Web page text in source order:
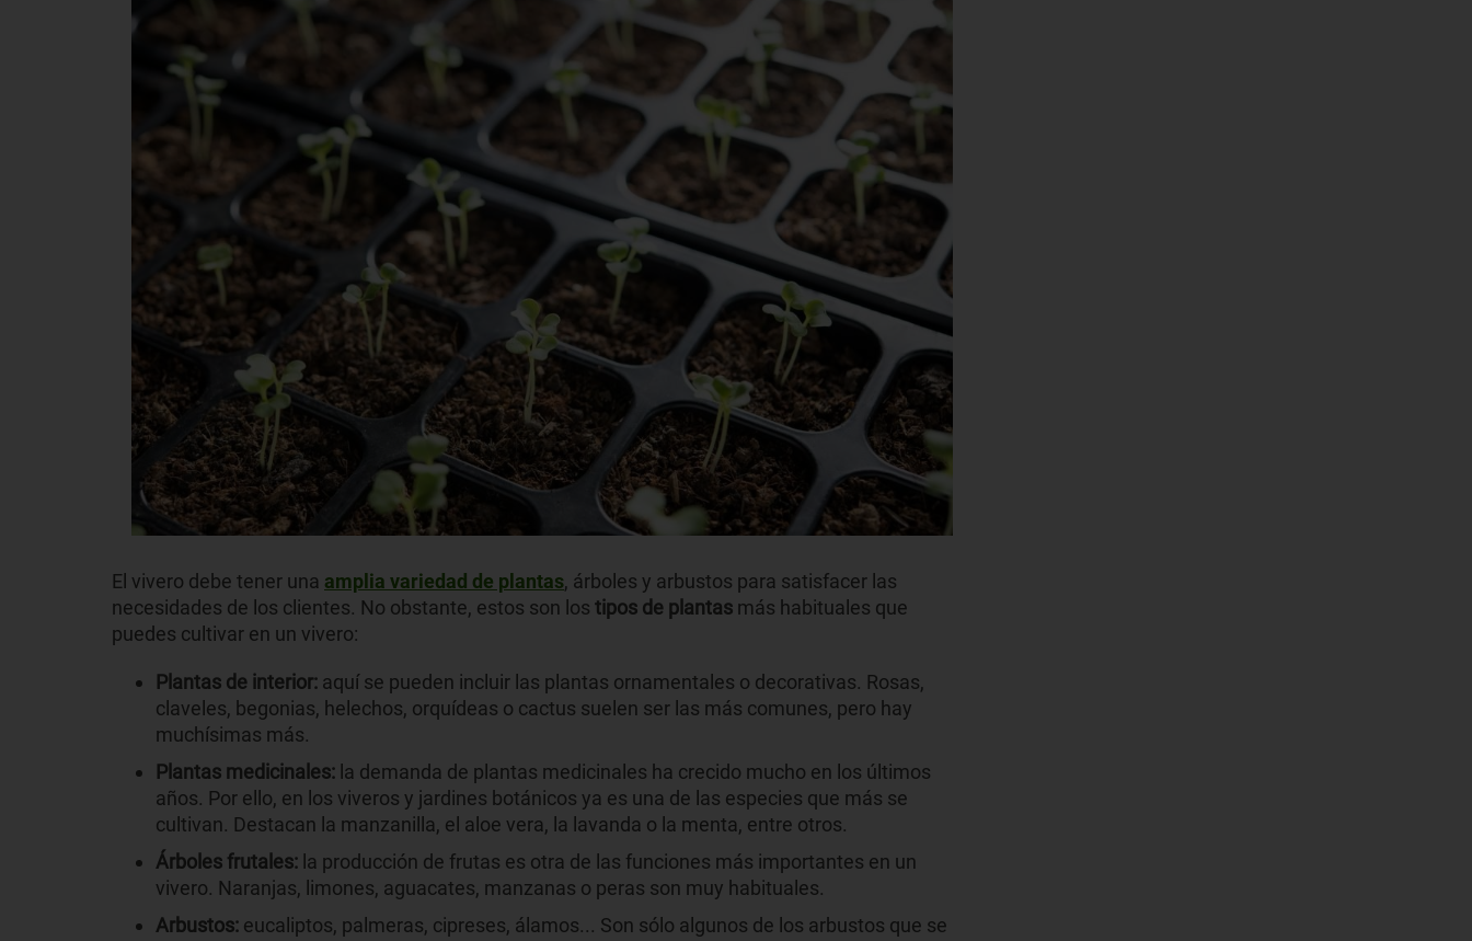
El vivero debe tener una amplia variedad de plantas, árboles y arbustos para satisfacer las
necesidades de los clientes. No obstante, estos son los tipos de plantas más habituales que
puedes cultivar en un vivero:
Plantas de interior: aquí se pueden incluir las plantas ornamentales o decorativas. Rosas,
claveles, begonias, helechos, orquídeas o cactus suelen ser las más comunes, pero hay
muchísimas más.
Plantas medicinales: la demanda de plantas medicinales ha crecido mucho en los últimos
años. Por ello, en los viveros y jardines botánicos ya es una de las especies que más se
cultivan. Destacan la manzanilla, el aloe vera, la lavanda o la menta, entre otros.
Árboles frutales: la producción de frutas es otra de las funciones más importantes en un
vivero. Naranjas, limones, aguacates, manzanas o peras son muy habituales.
Arbustos: eucaliptos, palmeras, cipreses, álamos... Son sólo algunos de los arbustos que se